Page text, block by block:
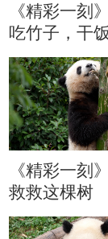
《精彩一刻
吃竹子，干
分心
《精彩一刻
救救这棵树